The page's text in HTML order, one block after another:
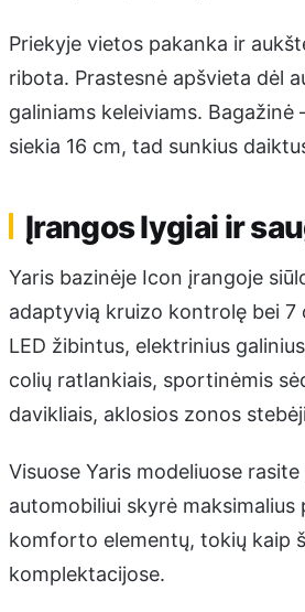
Priekyje vietos pakanka ir
ribota. Prastesnė apšvieta dėl
galiniams keleiviams.
siekia 16 cm, tad sunkius
Įrangos lygiai ir
Yaris bazinėje Icon įrangoje
adaptyvią kruizo kontrolę bei 7
LED žibintus, elektrinius
colių ratlankiais, sportinėmis
davikliais, aklosios zonos
Visuose Yaris modeliuose
automobiliui skyrė
komforto elementų, tokių kaip
komplektacijose.